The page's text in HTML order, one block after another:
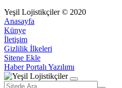
Yeşil Lojistikçiler © 2020
Anasayfa
Künye
İletişim
Gizlilik İlkeleri
Sitene Ekle
Haber Portalı Yazılımı